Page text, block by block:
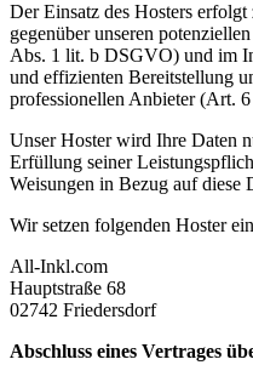
Der Einsatz des Hosters
gegenüber unseren
Abs. 1 lit. b DSGVO) und im
und effizienten Bereitstellung
professionellen Anbieter (Art.
Unser Hoster wird Ihre Daten
Erfüllung seiner
Weisungen in Bezug auf diese
Wir setzen folgenden Hoster
All-Inkl.com
Hauptstraße 68
02742 Friedersdorf
Abschluss eines Vertrages